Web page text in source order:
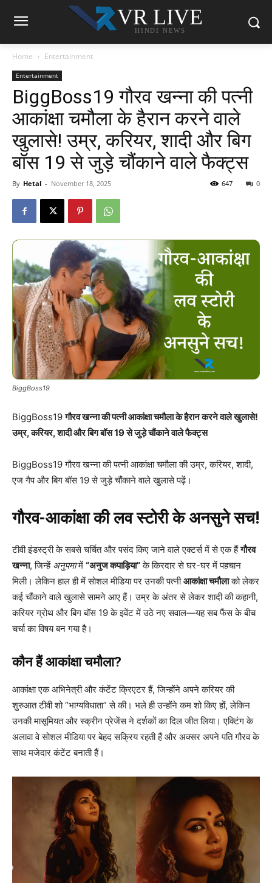
VR LIVE
HINDI NEWS
Home Entertainment
Entertainment
BiggBoss19 गौरव खन्ना की पत्नी
आकांक्षा चमौला के हैरान करने वाले
खुलासे! उम्र, करियर, शादी और बिग
बॉस 19 से जुड़े चौंकाने वाले फैक्ट्स
By Hetal - November 18, 2025 0
647
BiggBoss19
BiggBoss19गौरव खन्ना की पत्नी आकांक्षा चमौला के हैरान करने वाले खुलासे!
उम्र, करियर, शादी और बिग बॉस 19 से जुड़े चौंकाने वाले फैक्ट्स
BiggBoss19 गौरव खन्ना की पत्नी आकांक्षा चमौला की उम्र, करियर, शादी,
एज गैप और बिग बॉस 19 से जुड़े चौंकाने वाले खुलासे पढ़ें।
गौरव-आकांक्षा की लव स्टोरी के अनसुने सच!
टीवी इंडस्ट्री के सबसे चर्चित और पसंद किए जाने वाले एक्टर्स में से एक हैंगौरव
खन्ना, जिन्हें अनुपमामें “अनुज कपाड़िया”के किरदार से घर-घर में पहचान
मिली। लेकिन हाल ही में सोशल मीडिया पर उनकी पत्नीआकांक्षा चमौलाको लेकर
कई चौंकाने वाले खुलासे सामने आए हैं। उम्र के अंतर से लेकर शादी की कहानी,
करियर ग्रोथ और बिग बॉस 19 के इवेंट में उठे नए सवाल—यह सब फैंस के बीच
चर्चा का विषय बन गया है।
कौन हैं आकांक्षा चमौला?
आकांक्षा एक अभिनेत्री और कंटेंट क्रिएटर हैं, जिन्होंने अपने करियर की
शुरुआत टीवी शो “भाग्यविधाता” से की। भले ही उन्होंने कम शो किए हों, लेकिन
उनकी मासूमियत और स्क्रीन प्रेजेंस ने दर्शकों का दिल जीत लिया। एक्टिंग के
अलावा वे सोशल मीडिया पर बेहद सक्रिय रहती हैं और अक्सर अपने पति गौरव के
साथ मजेदार कंटेंट बनाती हैं।